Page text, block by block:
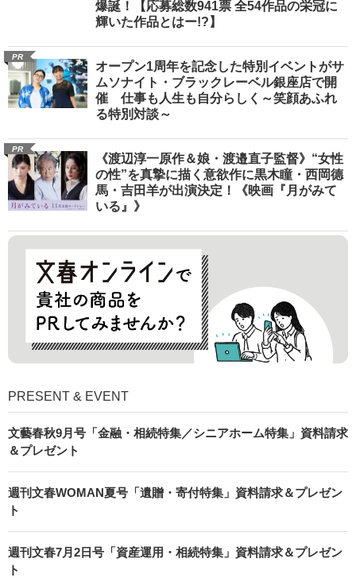
爆誕！【応募総数941票 全54作品の栄冠に
輝いた作品とはー!?】
PR
オープン1周年を記念した特別イベントがサ
ムソナイト・ブラックレーベル銀座店で開
催 仕事も人生も自分らしく～笑顔あふれ
る特別対談～
PR
《渡辺淳一原作＆娘・渡邉直子監督》“女性
の性”を真摯に描く意欲作に黒木瞳・西岡德
馬・吉田羊が出演決定！《映画『月がみて
いる』》
PRESENT & EVENT
文藝春秋9月号「金融・相続特集／シニアホーム特集」資料請求
＆プレゼント
週刊文春WOMAN夏号「遺贈・寄付特集」資料請求＆プレゼン
ト
週刊文春7月2日号「資産運用・相続特集」資料請求＆プレゼン
ト